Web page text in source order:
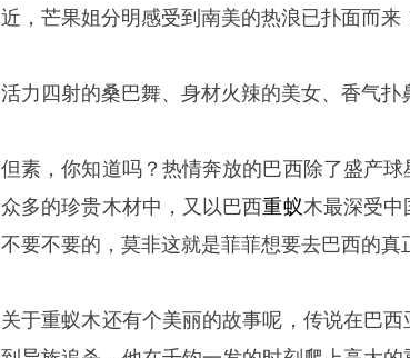
近，芒果姐分明感受到南美的热浪已扑面而来
活力四射的桑巴舞、身材火辣的美女、香气
但素，你知道吗？热情奔放的巴西除了盛产
众多的珍贵木材中，又以巴西重蚁木最深受中
不要不要的，莫非这就是菲菲想要去巴西的真
关于重蚁木还有个美丽的故事呢，传说在巴